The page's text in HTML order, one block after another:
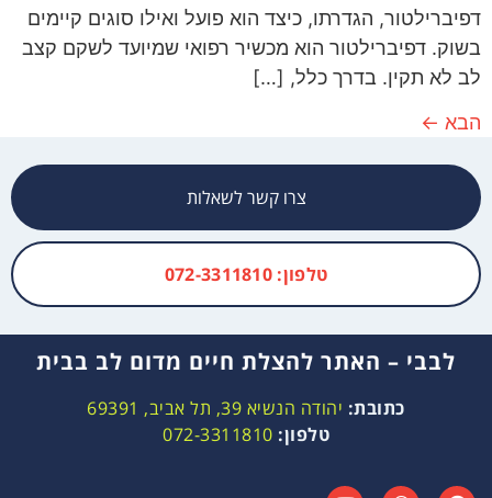
דפיברילטור, הגדרתו, כיצד הוא פועל ואילו סוגים קיימים
בשוק. דפיברילטור הוא מכשיר רפואי שמיועד לשקם קצב
לב לא תקין. בדרך כלל, […]
הבא ←
צרו קשר לשאלות
טלפון: 072-3311810
לבבי – האתר להצלת חיים מדום לב בבית
כתובת: יהודה הנשיא 39, תל אביב, 69391
טלפון: 072-3311810